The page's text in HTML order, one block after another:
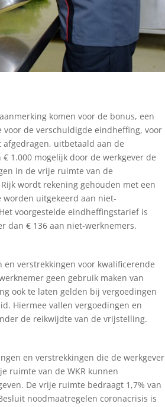
komen voor de bonus, een
de verschuldigde eindheffing, voor
uitbetaald aan de
1.000 mogelijk door de werkgever de
in de vrije ruimte van de
wordt rekening gehouden met een
uitgekeerd aan niet-
voorgestelde eindheffingstarief is
dan € 136 aan niet-werknemers.
verstrekkingen voor kwalificerende
geen gebruik maken van
ook te laten gelden bij vergoedingen
Hiermee vallen vergoedingen en
de reikwijdte van de vrijstelling.
en verstrekkingen die de werkgever
ruimte van de WKR kunnen
De vrije ruimte bedraagt 1,7% van
noodmaatregelen coronacrisis is